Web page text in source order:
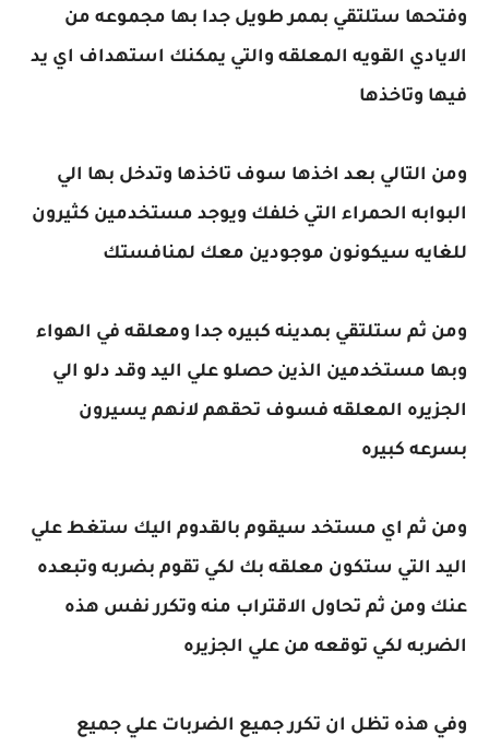
وفتحها ستلتقي بممر طويل جدا بها مجموعه من
الايادي القويه المعلقه والتي يمكنك استهداف اي يد
فيها وتاخذها
ومن التالي بعد اخذها سوف تاخذها وتدخل بها الي
البوابه الحمراء التي خلفك ويوجد مستخدمين كثيرون
للغايه سيكونون موجودين معك لمنافستك
ومن ثم ستلتقي بمدينه كبيره جدا ومعلقه في الهواء
وبها مستخدمين الذين حصلو علي اليد وقد دلو الي
الجزيره المعلقه فسوف تحقهم لانهم يسيرون
بسرعه كبيره
ومن ثم اي مستخد سيقوم بالقدوم اليك ستغط علي
اليد التي ستكون معلقه بك لكي تقوم بضربه وتبعده
عنك ومن ثم تحاول الاقتراب منه وتكرر نفس هذه
الضربه لكي توقعه من علي الجزيره
وفي هذه تظل ان تكرر جميع الضربات علي جميع